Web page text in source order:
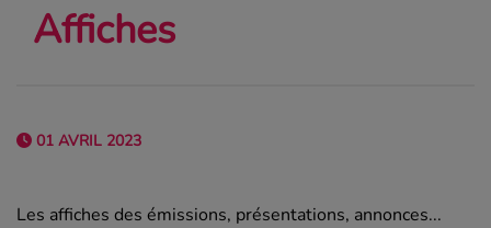
Affiches
01 AVRIL 2023
Les affiches des émissions, présentations, annonces...